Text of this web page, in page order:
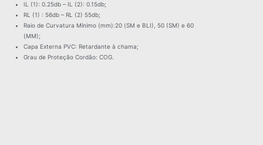
IL (1): 0.25db – IL (2): 0.15db;
RL (1) : 56db – RL (2) 55db;
Raio de Curvatura Mínimo (mm):20 (SM e BLI), 50 (SM) e 60
(MM);
Capa Externa PVC: Retardante à chama;
Grau de Proteção Cordão: COG.